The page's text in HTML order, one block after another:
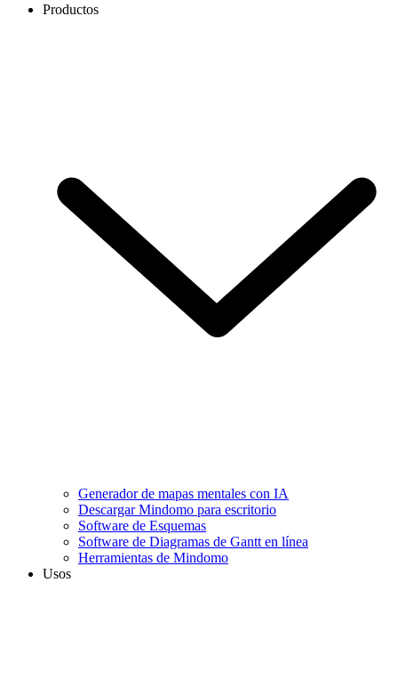
Productos
Generador de mapas mentales con IA
Descargar Mindomo para escritorio
Software de Esquemas
Software de Diagramas de Gantt en línea
Herramientas de Mindomo
Usos